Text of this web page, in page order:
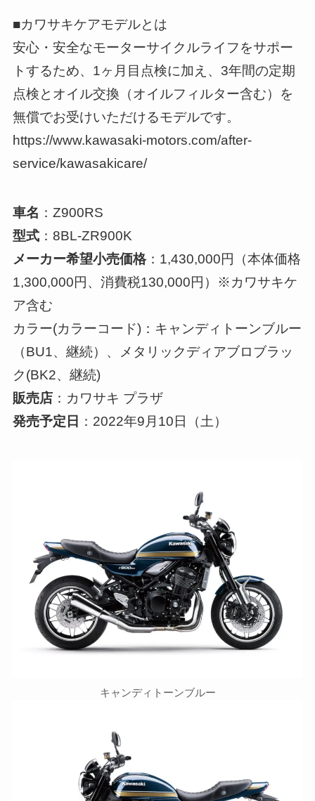
■カワサキケアモデルとは
安心・安全なモーターサイクルライフをサポー
トするため、1ヶ月目点検に加え、3年間の定期
点検とオイル交換（オイルフィルター含む）を
無償でお受けいただけるモデルです。
https://www.kawasaki-motors.com/after-
service/kawasakicare/
車名 ：Z900RS
型式：8BL-ZR900K
メーカー希望小売価格：1,430,000円（本体価格
1,300,000円、消費税130,000円）※カワサキケ
ア含む
カラー(カラーコード)：キャンディトーンブルー
（BU1、継続）、メタリックディアブロブラッ
ク(BK2、継続)
販売店：カワサキ プラザ
発売予定日 ：2022年9月10日（土）
キャンディトーンブルー